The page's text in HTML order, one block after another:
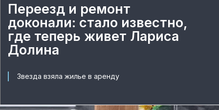
Переезд и ремонт
доконали: стало известно,
где теперь живет Лариса
Долина
Звезда взяла жилье в аренду